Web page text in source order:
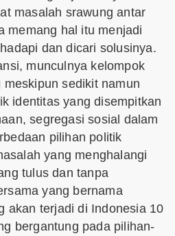
masalah srawung antar
memang hal itu menjadi
dan dicari solusinya.
munculnya kelompok
sedikit namun
identitas yang disempitkan
segregasi sosial dalam
pilihan politik
yang menghalangi
tulus dan tanpa
yang bernama
akan terjadi di Indonesia 10
bergantung pada pilihan-